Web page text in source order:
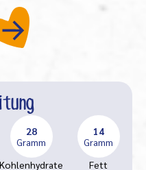
28
Gramm
Kohlenhydrate
14
Gramm
Fett